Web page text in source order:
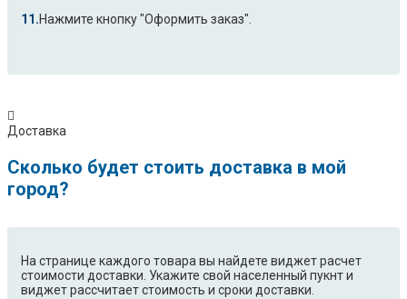
Нажмите кнопку "Оформить заказ".
Доставка
Сколько будет стоить доставка в мой
город?
На странице каждого товара вы найдете виджет расчет
стоимости доставки. Укажите свой населенный пукнт и
виджет рассчитает стоимость и сроки доставки.